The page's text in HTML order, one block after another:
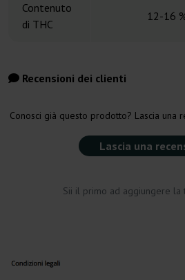
Contenuto
di THC
12-16
Recensioni dei clienti
Conosci già questo prodotto? Lascia una
Lascia una
Sii il primo ad aggiungere la